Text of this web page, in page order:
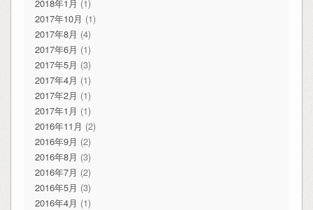
2018年1月 (1)
2017年10月 (1)
2017年8月 (4)
2017年6月 (1)
2017年5月 (3)
2017年4月 (1)
2017年2月 (1)
2017年1月 (1)
2016年11月 (2)
2016年9月 (2)
2016年8月 (3)
2016年7月 (2)
2016年5月 (3)
2016年4月 (1)